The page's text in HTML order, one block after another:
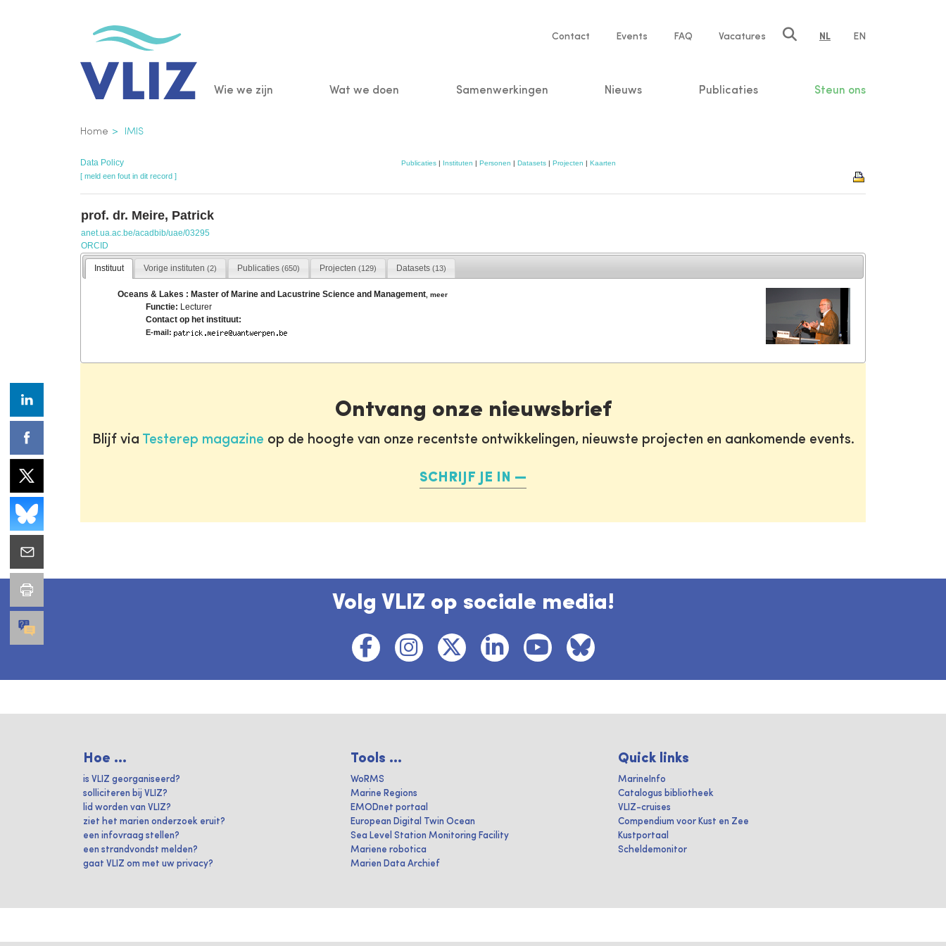
Service
Contact Events FAQ Vacatures NL EN
Main
Wie we zijn Wat we doen Samenwerkingen Nieuws Publicaties Steun ons
Kruimelpad
Home IMIS
Data Policy Publicaties| Instituten | Personen | Datasets| Projecten | Kaarten
[ meld een fout in dit record ]
prof. dr. Meire, Patrick
anet.ua.ac.be/acadbib/uae/03295
ORCID
Instituut Vorige instituten(2) Publicaties (650) Projecten (129) Datasets(13)
Oceans & Lakes : Master of Marine and Lacustrine Science and Management ,meer
Functie: Lecturer
Contact op het instituut:
E-mail:
Ontvang onze nieuwsbrief
Blijf via Testerep magazine op de hoogte van onze recentste ontwikkelingen, nieuwste projecten en aankomende events.
SCHRIJF JE IN
Volg VLIZ op sociale media!
Hoe ...
is VLIZ georganiseerd?
solliciteren bij VLIZ?
lid worden van VLIZ?
ziet het marien onderzoek eruit?
een infovraag stellen?
een strandvondst melden?
gaat VLIZ om met uw privacy?
Tools ...
WoRMS
Marine Regions
EMODnet portaal
European Digital Twin Ocean
Sea Level Station Monitoring Facility
Mariene robotica
Marien Data Archief
Quick links
MarineInfo
Catalogus bibliotheek
VLIZ-cruises
Compendium voor Kust en Zee
Kustportaal
Scheldemonitor